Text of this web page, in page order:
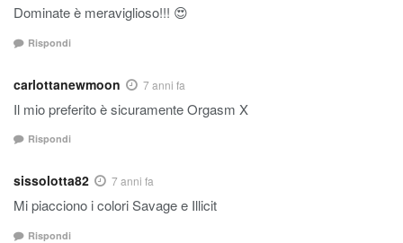
Dominate è meraviglioso!!! 😍
Rispondi
carlottanewmoon 7 anni fa
Il mio preferito è sicuramente Orgasm X
Rispondi
sissolotta82 7 anni fa
Mi piacciono i colori Savage e Illicit
Rispondi